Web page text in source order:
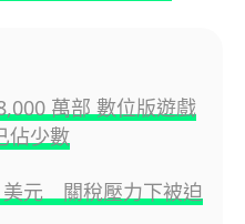
萬部 數位版遊戲
佔少數
美元 關稅壓力下被迫